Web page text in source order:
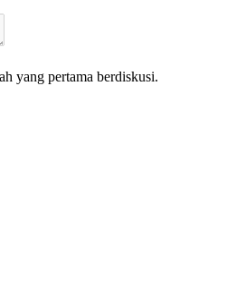
yang pertama berdiskusi.